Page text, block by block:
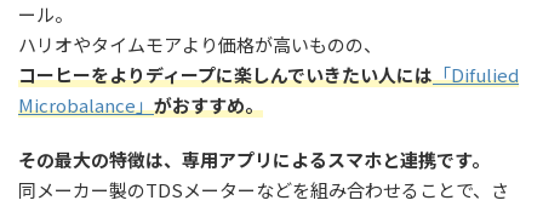
ール。
ハリオやタイムモアより価格が高いものの、
コーヒーをよりディープに楽しんでいきたい人には「Difulied
Microbalance」がおすすめ。
その最大の特徴は、専用アプリによるスマホと連携です。
同メーカー製のTDSメーターなどを組み合わせることで、さ